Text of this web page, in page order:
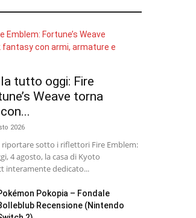
tutto oggi: Fire
Weave torna
2026
sotto i riflettori Fire Emblem:
4 agosto, la casa di Kyoto
interamente dedicato...
Pokopia – Fondale
Recensione (Nintendo